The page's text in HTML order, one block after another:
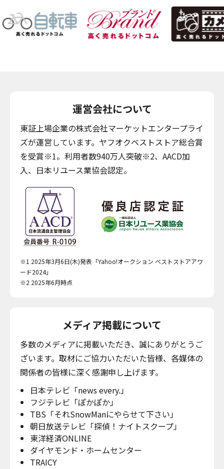
運営会社について
東証上場企業の株式会社マーケットエンタープライ
ズが運営しています。ヤフオクベストストア総合賞
を受賞※1。利用者数940万人突破※2、AACD加
入、日本リユース業協会認定。
※1 2025年3月6日(木)発表「Yahoo!オークション ベストストアアワ
ード2024」
※2 2025年6月時点
メディア掲載について
多数のメディアに掲載いただき、誠にありがとうご
ざいます。取材にご協力いただいた皆様、各媒体の
関係者の皆様に深く感謝申し上げます。
日本テレビ「news every.」
フジテレビ「ぽかぽか」
TBS「それSnowManにやらせて下さい」
朝日放送テレビ「探偵！ナイトスクープ」
東洋経済ONLINE
ダイヤモンド・ホームセンター
TRAICY